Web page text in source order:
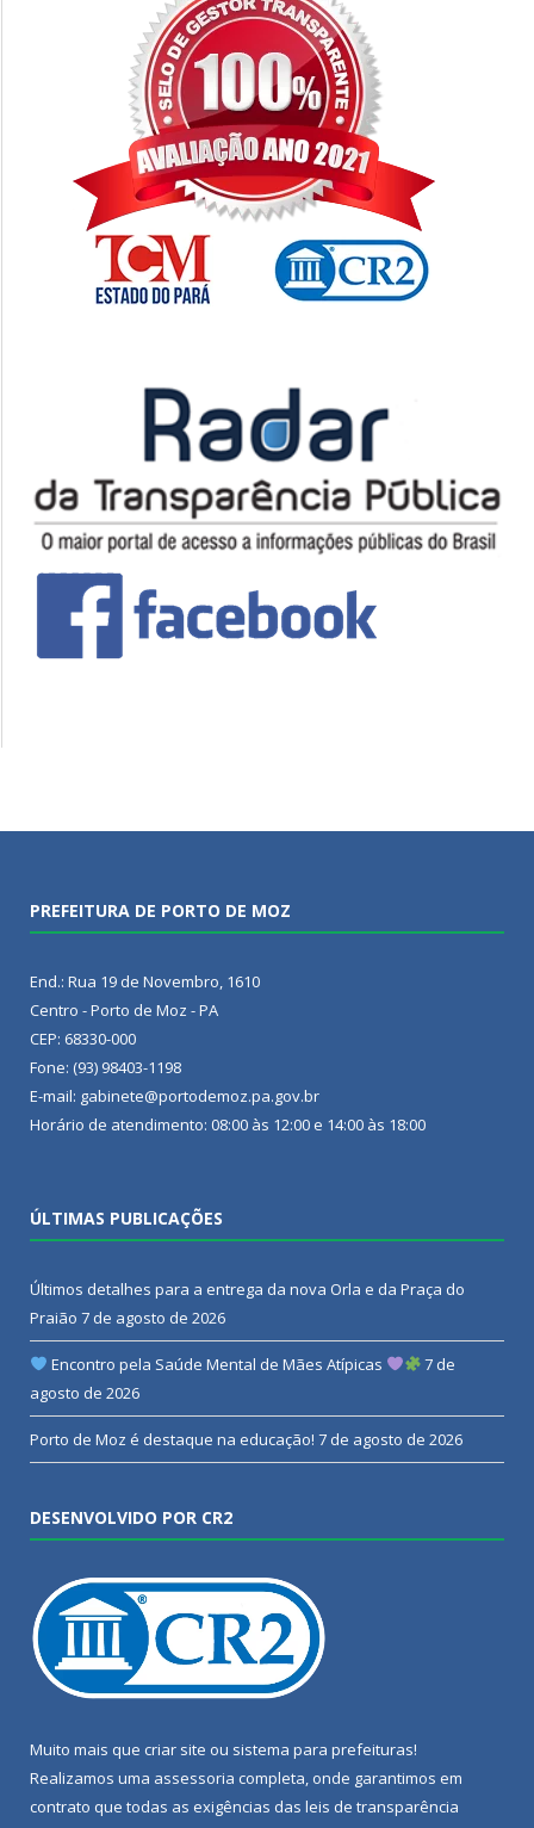
PREFEITURA DE PORTO DE MOZ
End.: Rua 19 de Novembro, 1610
Centro - Porto de Moz - PA
CEP: 68330-000
Fone: (93) 98403-1198
E-mail: gabinete@portodemoz.pa.gov.br
Horário de atendimento: 08:00 às 12:00 e 14:00 às 18:00
ÚLTIMAS PUBLICAÇÕES
Últimos detalhes para a entrega da nova Orla e da Praça do
Praião 7 de agosto de 2026
Encontro pela Saúde Mental de Mães Atípicas
7 de
agosto de 2026
Porto de Moz é destaque na educação! 7 de agosto de 2026
DESENVOLVIDO POR CR2
Muito mais que criar site ou sistema para prefeituras!
Realizamos uma assessoria completa, onde garantimos em
contrato que todas as exigências das leis de transparência